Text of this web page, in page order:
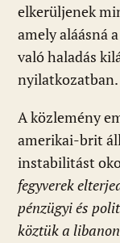
elkerüljenek
amely aláásná
való haladás
nyilatkozatban.
A közlemény
amerikai-brit
instabilitást
fegyverek
pénzügyi és
köztük a